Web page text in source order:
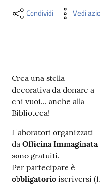
contenuti
Casa
Piani
Archivio
Condividi Vedi
Crea una stella
decorativa da donare a
chi vuoi... anche alla
Biblioteca!
I laboratori organizzati
da Officina Immaginata
sono gratuiti.
Per partecipare è
obbligatorio iscriversi